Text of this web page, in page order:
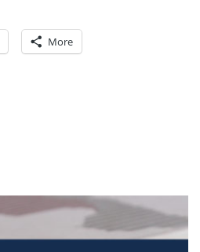
More